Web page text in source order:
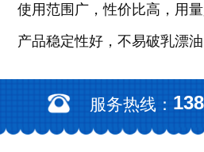
使用范围广，性价比高，用
产品稳定性好，不易破乳漂油
服务热线：